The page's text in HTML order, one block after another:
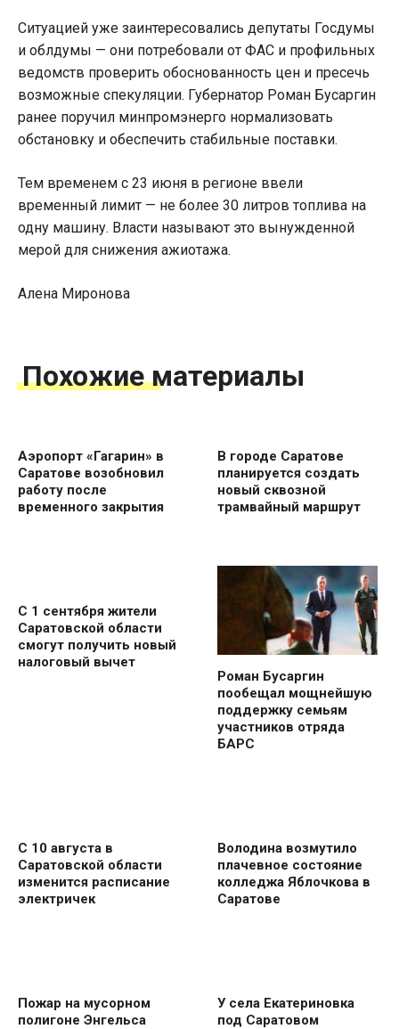
Ситуацией уже заинтересовались депутаты Госдумы
и облдумы — они потребовали от ФАС и профильных
ведомств проверить обоснованность цен и пресечь
возможные спекуляции. Губернатор Роман Бусаргин
ранее поручил минпромэнерго нормализовать
обстановку и обеспечить стабильные поставки.
Тем временем с 23 июня в регионе ввели
временный лимит — не более 30 литров топлива на
одну машину. Власти называют это вынужденной
мерой для снижения ажиотажа.
Алена Миронова
Похожие материалы
Аэропорт «Гагарин» в
Саратове возобновил
работу после
временного закрытия
В городе Саратове
планируется создать
новый сквозной
трамвайный маршрут
С 1 сентября жители
Саратовской области
смогут получить новый
налоговый вычет
Роман Бусаргин
пообещал мощнейшую
поддержку семьям
участников отряда
БАРС
С 10 августа в
Саратовской области
изменится расписание
электричек
Володина возмутило
плачевное состояние
колледжа Яблочкова в
Саратове
Пожар на мусорном
полигоне Энгельса
У села Екатериновка
под Саратовом